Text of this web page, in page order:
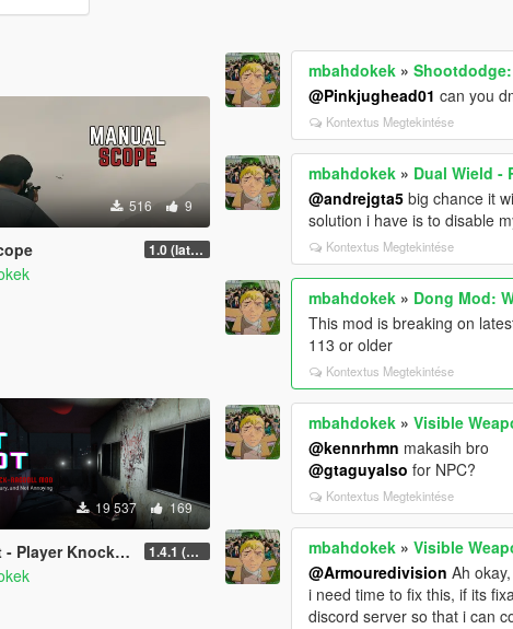
516 9
1.0 (latest.SHVDN-LegacyOnly)
19 537 169
Knockback Mod 1.4.1 (Enhanced)
mbahdokek »
@Pinkjughead01 can you
Kontextus Megtekintése
mbahdokek » Dual Wield -
@andrejgta5 big chance it
solution i have is to disable
Kontextus Megtekintése
mbahdokek » Dong Mod:
This mod is breaking on
113 or older
Kontextus Megtekintése
mbahdokek »Visible
@kennrhmn makasih bro
@gtaguyalso for NPC?
Kontextus Megtekintése
mbahdokek »Visible
@Armouredivision Ah
i need time to fix this, if its
discord server so that i can